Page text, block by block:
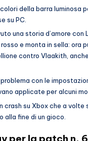
della barra luminosa
su PC.
una storia d’amore con
e monta in sella: ora
contro Vlaakith,
con le
applicate per alcuni
crash su Xbox che a volte
alla fine di un gioco.
per la patch n.